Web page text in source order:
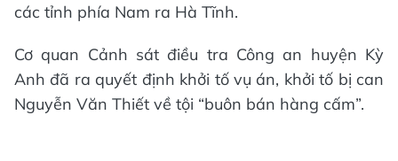
các tỉnh phía Nam ra Hà Tĩnh.
Cơ quan Cảnh sát điều tra Công an huyện Kỳ
Anh đã ra quyết định khởi tố vụ án, khởi tố bị can
Nguyễn Văn Thiết về tội “buôn bán hàng cấm”.